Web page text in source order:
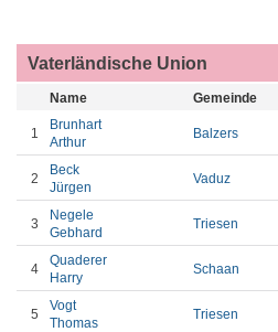
Vaterländische Union
Name Gemeinde
1
Brunhart
Arthur
Balzers
2
Beck
Jürgen
Vaduz
3
Negele
Gebhard
Triesen
4
Quaderer
Harry
Schaan
5
Vogt
Thomas
Triesen